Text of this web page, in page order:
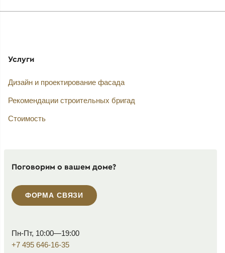
Услуги
Дизайн и проектирование фасада
Рекомендации строительных бригад
Стоимость
Поговорим о вашем доме?
ФОРМА СВЯЗИ
Пн-Пт, 10:00—19:00
+7 495 646-16-35